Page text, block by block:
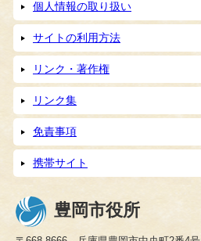
個人情報の取り扱い
サイトの利用方法
リンク・著作権
リンク集
免責事項
携帯サイト
豊岡市役所